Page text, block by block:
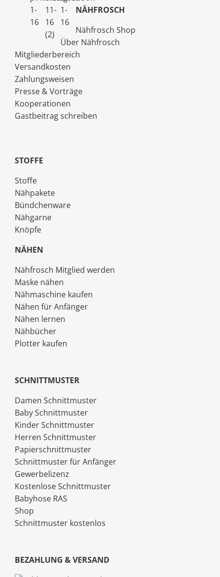
NÄHFROSCH
Nähfrosch Shop
Über Nähfrosch
Mitgliederbereich
Versandkosten
Zahlungsweisen
Presse & Vorträge
Kooperationen
Gastbeitrag schreiben
STOFFE
Stoffe
Nähpakete
Bündchenware
Nähgarne
Knöpfe
NÄHEN
Nähfrosch Mitglied werden
Maske nähen
Nähmaschine kaufen
Nähen für Anfänger
Nähen lernen
Nähbücher
Plotter kaufen
SCHNITTMUSTER
Damen Schnittmuster
Baby Schnittmuster
Kinder Schnittmuster
Herren Schnittmuster
Papierschnittmuster
Schnittmuster für Anfänger
Gewerbelizenz
Kostenlose Schnittmuster
Babyhose RAS
Shop
Schnittmuster kostenlos
BEZAHLUNG & VERSAND